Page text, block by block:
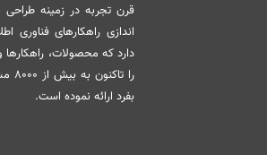
قرن تجربه در زمینه طراحی
اندازی راهکارهای فناوری
دارد که محصولات،
را
بفرد ارائه نموده است.